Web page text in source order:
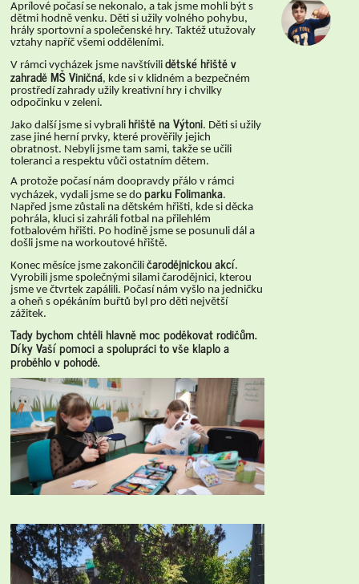
Aprílové počasí se nekonalo, a tak jsme mohli být s
dětmi hodně venku. Děti si užily volného pohybu,
hrály sportovní a společenské hry. Taktéž utužovaly
vztahy napříč všemi odděleními.
V rámci vycházek jsme navštívilidětské hřiště v
zahradě MŠ Viničná, kde si v klidném a bezpečném
prostředí zahrady užily kreativní hry i chvilky
odpočinku v zeleni.
Jako další jsme si vybrali hřiště na Výtoni. Děti si užily
zase jiné herní prvky, které prověřily jejich
obratnost. Nebyli jsme tam sami, takže se učili
toleranci a respektu vůči ostatním dětem.
A protože počasí nám doopravdy přálo v rámci
vycházek, vydali jsme se doparku Folimanka.
Napřed jsme zůstali na dětském hřišti, kde si děcka
pohrála, kluci si zahráli fotbal na přilehlém
fotbalovém hřišti. Po hodině jsme se posunuli dál a
došli jsme na workoutové hřiště.
Konec měsíce jsme zakončiličarodějnickou akcí.
Vyrobili jsme společnými silami čarodějnici, kterou
jsme ve čtvrtek zapálili. Počasí nám vyšlo na jedničku
a oheň s opékáním buřtů byl pro děti největší
zážitek.
Tady bychom chtěli hlavně moc poděkovat rodičům.
Díky Vaší pomoci a spolupráci to vše klaplo a
proběhlo v pohodě.